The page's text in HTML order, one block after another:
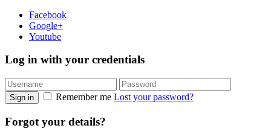
Facebook
Google+
Youtube
Log in with your credentials
Sign in Remember me Lost your password?
Forgot your details?